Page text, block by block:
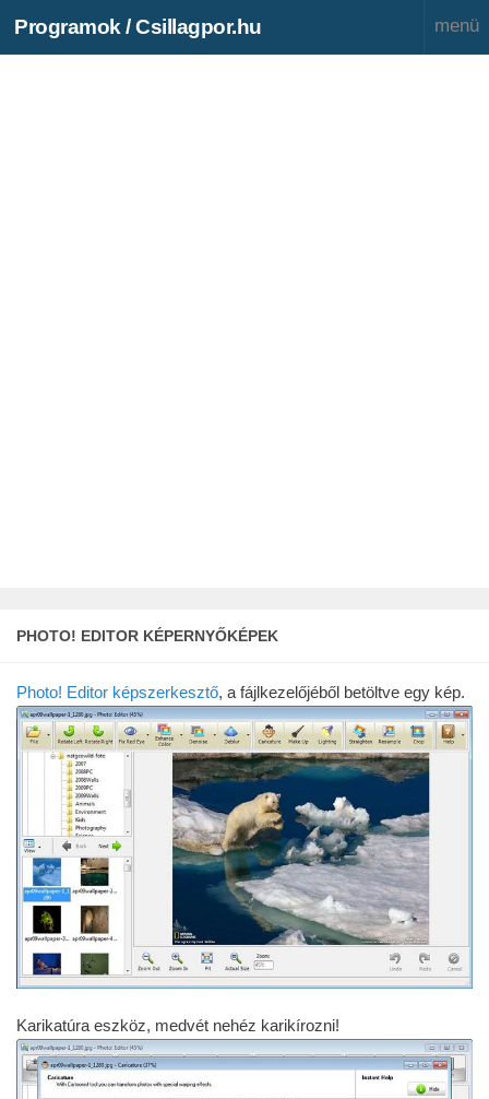
Programok / Csillagpor.hu
PHOTO! EDITOR KÉPERNYŐKÉPEK
Photo! Editor képszerkesztő, a fájlkezelőjéből betöltve egy kép.
Karikatúra eszköz, medvét nehéz karikírozni!